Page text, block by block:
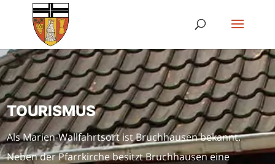
TOURISMUS
Als Marien-Wallfahrtsort ist Bruchhausen bekannt.
Neben der Pfarrkirche besitzt Bruchhausen eine